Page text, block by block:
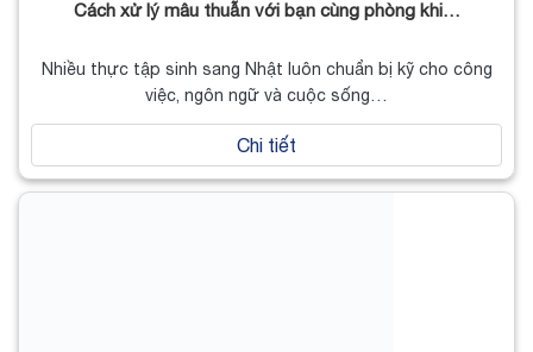
Cách xử lý mâu thuẫn với bạn cùng phòng khi…
Nhiều thực tập sinh sang Nhật luôn chuẩn bị kỹ cho công
việc, ngôn ngữ và cuộc sống…
Chi tiết